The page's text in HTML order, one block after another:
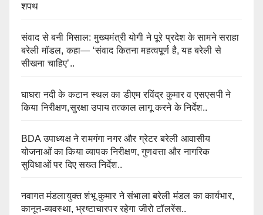
शपथ
संवाद से बनी मिसाल: मुख्यमंत्री योगी ने पूरे प्रदेश के सामने सराहा
बरेली मॉडल, कहा— ‘संवाद कितना महत्वपूर्ण है, यह बरेली से
सीखना चाहिए’..
घाघरा नदी के कटान स्थल का डीएम रविंद्र कुमार व एसएसपी ने
किया निरीक्षण,सुरक्षा उपाय तत्काल लागू करने के निर्देश..
BDA उपाध्यक्ष ने रामगंगा नगर और ग्रेटर बरेली आवासीय
योजनाओं का किया व्यापक निरीक्षण, गुणवत्ता और नागरिक
सुविधाओं पर दिए सख्त निर्देश..
नवागत मंडलायुक्त शंभू कुमार ने संभाला बरेली मंडल का कार्यभार,
कानून-व्यवस्था, भ्रष्टाचारपर रहेगा जीरो टॉलरेंस..